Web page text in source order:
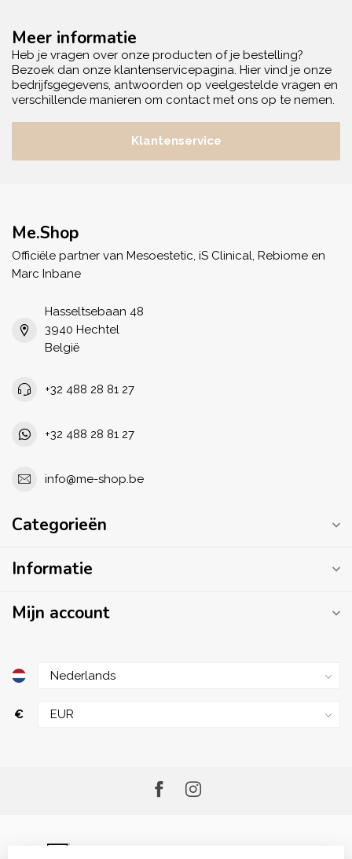
Meer informatie
Heb je vragen over onze producten of je bestelling?
Bezoek dan onze klantenservicepagina. Hier vind je onze
bedrijfsgegevens, antwoorden op veelgestelde vragen en
verschillende manieren om contact met ons op te nemen.
Klantenservice
Me.Shop
Officiële partner van Mesoestetic, iS Clinical, Rebiome en
Marc Inbane
Hasseltsebaan 48
3940 Hechtel
België
+32 488 28 81 27
+32 488 28 81 27
info@me-shop.be
Categorieën
Informatie
Mijn account
€